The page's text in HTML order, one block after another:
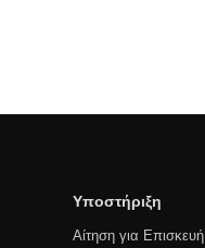
Υποστήριξη
Αίτηση για Επισκευή